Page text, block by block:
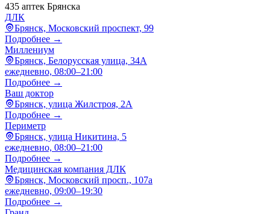
435 аптек Брянска
ДЛК
Брянск, Московский проспект, 99
Подробнее →
Миллениум
Брянск, Белорусская улица, 34А
ежедневно, 08:00–21:00
Подробнее →
Ваш доктор
Брянск, улица Жилстроя, 2А
Подробнее →
Периметр
Брянск, улица Никитина, 5
ежедневно, 08:00–21:00
Подробнее →
Медицинская компания ДЛК
Брянск, Московский просп., 107а
ежедневно, 09:00–19:30
Подробнее →